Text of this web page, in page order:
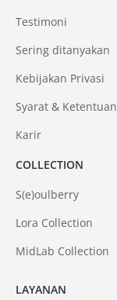
LAYANAN
Testimoni
Sering ditanyakan
Kebijakan Privasi
Syarat & Ketentuan
Karir
COLLECTION
S(e)oulberry
Lora Collection
MidLab Collection